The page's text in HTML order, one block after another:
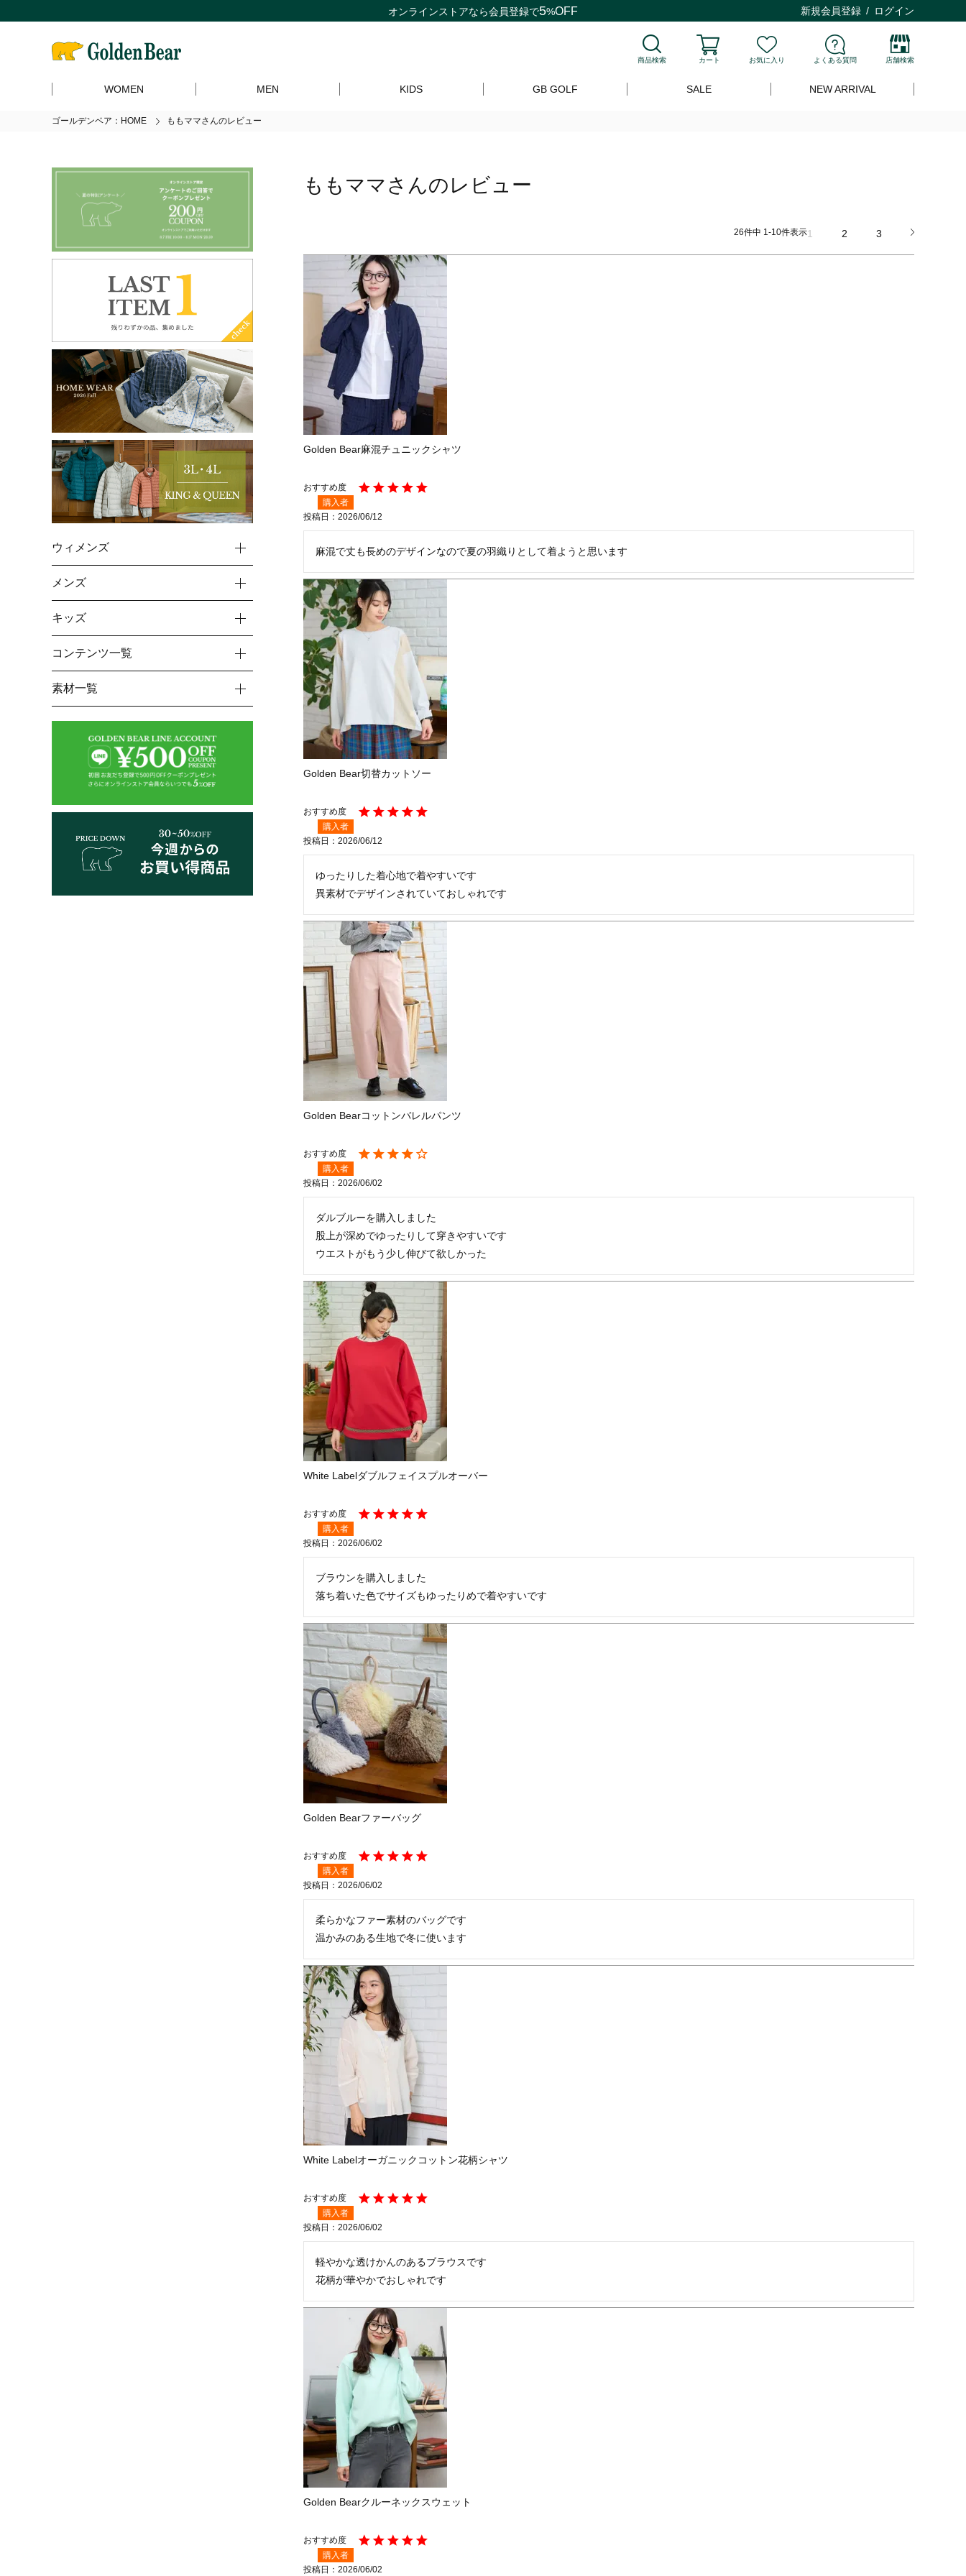
オンラインストアなら会員登録で5%OFF 新規会員登録 ログイン
商品検索 カート お気に入り よくある質問 店舗検索
WOMEN MEN KIDS GB GOLF SALE NEW ARRIVAL
ゴールデンベア：HOME ももママさんのレビュー
ももママさんのレビュー
26件中 1-10件表示1 2 3
Golden Bear麻混チュニックシャツ
購入者
投稿日
2026/06/12
Golden Bear切替カットソー
購入者
投稿日
2026/06/12
ゆったりした着心地で着やすいです
異素材でデザインされていておしゃれです
Golden Bearコットンバレルパンツ
購入者
投稿日
2026/06/02
ダルブルーを購入しました
股上が深めでゆったりして穿きやすいです
ウエストがもう少し伸びて欲しかった
White Labelダブルフェイスプルオーバー
購入者
投稿日
2026/06/02
ブラウンを購入しました
落ち着いた色でサイズもゆったりめで着やすいです
Golden Bearファーバッグ
購入者
投稿日
2026/06/02
柔らかなファー素材のバッグです
温かみのある生地で冬に使います
White Labelオーガニックコットン花柄シャツ
購入者
投稿日
2026/06/02
軽やかな透けかんのあるブラウスです
花柄が華やかでおしゃれです
Golden Bearクルーネックスウェット
購入者
投稿日
2026/06/02
ウィメンズ
メンズ
キッズ
コンテンツ一覧
素材一覧